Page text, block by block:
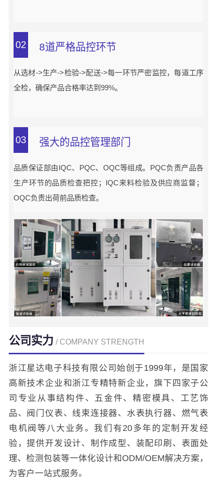
02 8道严格品控环节
从选材->生产->检验->配送->每一环节严密监控，每道工序
全检，确保产品合格率达到99%。
03 强大的品控管理部门
品质保证部由IQC、PQC、OQC等组成。PQC负责产品各
生产环节的品质检查把控；IQC来料检验及供应商监督；
OQC负责出荷前品质检查。
公司实力 / COMPANY STRENGTH
浙江星达电子科技有限公司始创于1999年，是国家
高新技术企业和浙江专精特新企业，旗下四家子公
司专业从事结构件、五金件、精密模具、工艺饰
品、阀门仪表、线束连接器、水表执行器、燃气表
电机阀等八大业务。我们有20多年的定制开发经
验，提供开发设计、制作成型、装配印刷、表面处
理、检测包装等一体化设计和ODM/OEM解决方案，
为客户一站式服务。